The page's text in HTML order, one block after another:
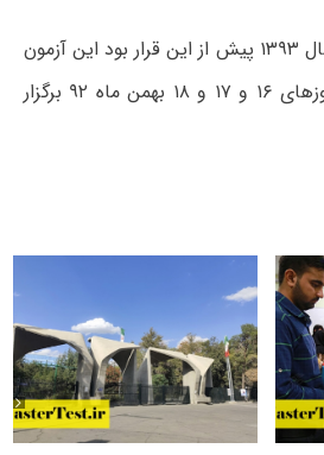
آزمون کارشناسی ارشد سال ۱۳۹۳ پیش از این قرار بود این آزمون
در صبح و بعد از ظهر روزهای ۱۶ و ۱۷ و ۱۸ بهمن ماه ۹۲ برگزار